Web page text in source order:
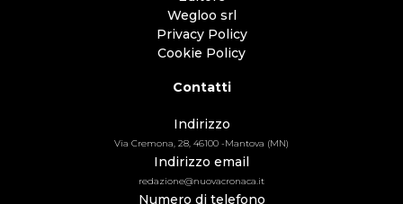
Wegloo srl
Privacy Policy
Cookie Policy
Contatti
Indirizzo
Via Cremona, 28, 46100 -Mantova (MN)
Indirizzo email
redazione@nuovacronaca.it
Numero di telefono